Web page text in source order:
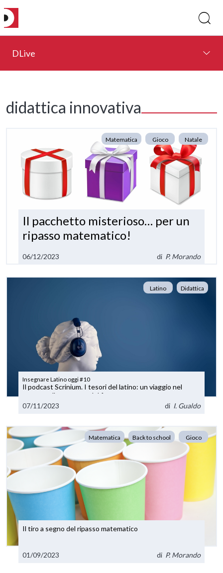
DLive
didattica innovativa
Matematica Gioco Natale
Il pacchetto misterioso… per un
ripasso matematico!
06/12/2023 di P. Morando
Latino Didattica
Insegnare Latino oggi #10
Il podcast Scrinium. I tesori del latino: un viaggio nel
passato alla scoperta del futuro
07/11/2023
di I. Gualdo
Matematica Back to school Gioco
Il tiro a segno del ripasso matematico
01/09/2023 di P. Morando